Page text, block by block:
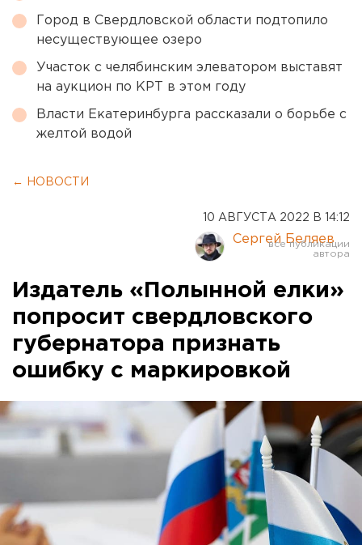
Город в Свердловской области подтопило
несуществующее озеро
Участок с челябинским элеватором выставят
на аукцион по КРТ в этом году
Власти Екатеринбурга рассказали о борьбе с
желтой водой
← НОВОСТИ
10 АВГУСТА 2022 В 14:12
Сергей Беляев
Издатель «Полынной елки»
попросит свердловского
губернатора признать
ошибку с маркировкой